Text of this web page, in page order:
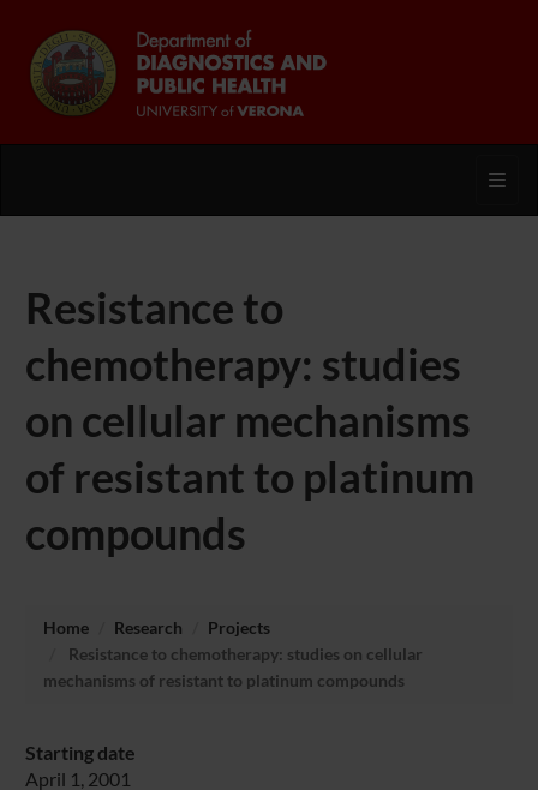
Resistance to
chemotherapy: studies
on cellular mechanisms
of resistant to platinum
compounds
Home Research
Projects
Resistance to chemotherapy: studies on cellular
mechanisms of resistant to platinum compounds
Starting date
April 1, 2001